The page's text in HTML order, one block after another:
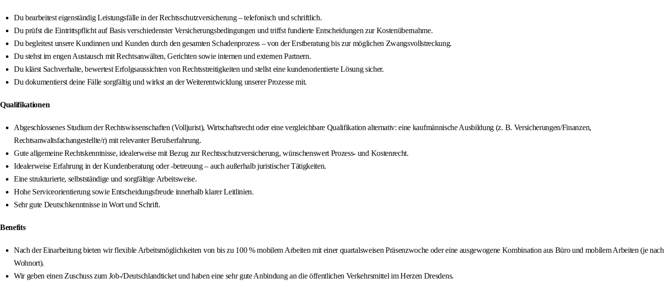
Du bearbeitest eigenständig Leistungsfälle in der Rechtsschutzversicherung – telefonisch und schriftlich.
Du prüfst die Eintrittspflicht auf Basis verschiedenster Versicherungsbedingungen und triffst fundierte Entscheidungen zur Kostenübernahme.
Du begleitest unsere Kundinnen und Kunden durch den gesamten Schadenprozess – von der Erstberatung bis zur möglichen Zwangsvollstreckung.
Du stehst im engen Austausch mit Rechtsanwälten, Gerichten sowie internen und externen Partnern.
Du klärst Sachverhalte, bewertest Erfolgsaussichten von Rechtsstreitigkeiten und stellst eine kundenorientierte Lösung sicher.
Du dokumentierst deine Fälle sorgfältig und wirkst an der Weiterentwicklung unserer Prozesse mit.
Qualifikationen
Abgeschlossenes Studium der Rechtswissenschaften (Volljurist), Wirtschaftsrecht oder eine vergleichbare Qualifikation alternativ: eine kaufmännische Ausbildung (z. B. Versicherungen/Finanzen,
Rechtsanwaltsfachangestellte/r) mit relevanter Berufserfahrung.
Gute allgemeine Rechtskenntnisse, idealerweise mit Bezug zur Rechtsschutzversicherung, wünschenswert Prozess- und Kostenrecht.
Idealerweise Erfahrung in der Kundenberatung oder -betreuung – auch außerhalb juristischer Tätigkeiten.
Eine strukturierte, selbstständige und sorgfältige Arbeitsweise.
Hohe Serviceorientierung sowie Entscheidungsfreude innerhalb klarer Leitlinien.
Sehr gute Deutschkenntnisse in Wort und Schrift.
Benefits
Nach der Einarbeitung bieten wir flexible Arbeitsmöglichkeiten von bis zu 100 % mobilem Arbeiten mit einer quartalsweisen Präsenzwoche oder eine ausgewogene Kombination aus Büro und mobilem Arbeiten (je nach
Wohnort).
Wir geben einen Zuschuss zum Job‑/Deutschlandticket und haben eine sehr gute Anbindung an die öffentlichen Verkehrsmittel im Herzen Dresdens.